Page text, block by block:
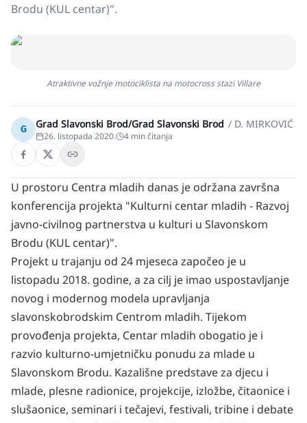
Kultura
Brodu (KUL centar)".
Atraktivne vožnje motociklista na motocross stazi Villare
G Grad Slavonski Brod/Grad Slavonski Brod / D. MIRKOVIĆ
26. listopada 2020. 4 min čitanja
U prostoru Centra mladih danas je održana završna
konferencija projekta "Kulturni centar mladih - Razvoj
javno-civilnog partnerstva u kulturi u Slavonskom
Brodu (KUL centar)".
Projekt u trajanju od 24 mjeseca započeo je u
listopadu 2018. godine, a za cilj je imao uspostavljanje
novog i modernog modela upravljanja
slavonskobrodskim Centrom mladih. Tijekom
provođenja projekta, Centar mladih obogatio je i
razvio kulturno-umjetničku ponudu za mlade u
Slavonskom Brodu. Kazališne predstave za djecu i
mlade, plesne radionice, projekcije, izložbe, čitaonice i
slušaonice, seminari i tečajevi, festivali, tribine i debate